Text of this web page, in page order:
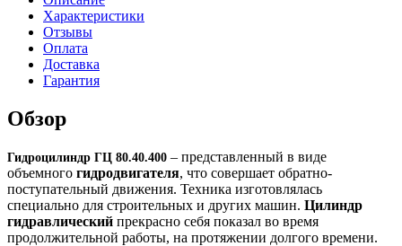
Характеристики
Отзывы
Оплата
Доставка
Гарантия
Обзор
Гидроцилиндр ГЦ 80.40.400 – представленный в виде
объемного гидродвигателя, что совершает обратно-
поступательный движения. Техника изготовлялась
специально для строительных и других машин. Цилиндр
гидравлический прекрасно себя показал во время
продолжительной работы, на протяжении долгого времени.